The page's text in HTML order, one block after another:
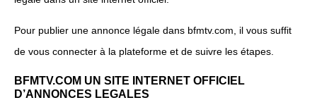
Pour publier une annonce légale dans bfmtv.com, il vous suffit
de vous connecter à la plateforme et de suivre les étapes.
BFMTV.COM UN SITE INTERNET OFFICIEL
D’ANNONCES LEGALES